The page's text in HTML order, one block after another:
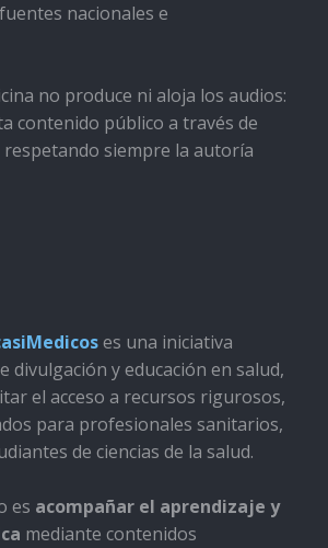
nacionales e
no produce ni aloja los audios:
contenido público a través de
respetando siempre la autoría
es una iniciativa
divulgación y educación en salud,
el acceso a recursos rigurosos,
para profesionales sanitarios,
de ciencias de la salud.
es acompañar el aprendizaje y
mediante contenidos